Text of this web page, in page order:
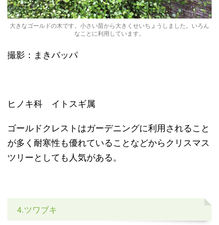
大きなゴールドの木です。小さい苗から大きくせいちょうしました。いろん
なことに利用しています。
撮影：まきバッパ
ヒノキ科 イトスギ属
ゴールドクレストはガーデニングに利用されること
が多く耐寒性も優れていることなどからクリスマス
ツリーとしても人気がある。
4.ツワブキ